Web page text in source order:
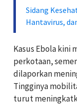
Sidang
Hantavirus,
Kasus Ebola kini
perkotaan,
dilaporkan
Tingginya
turut